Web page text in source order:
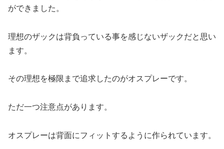
ができました。
理想のザックは背負っている事を感じないザックだと思い
ます。
その理想を極限まで追求したのがオスプレーです。
ただ一つ注意点があります。
オスプレーは背面にフィットするように作られています。